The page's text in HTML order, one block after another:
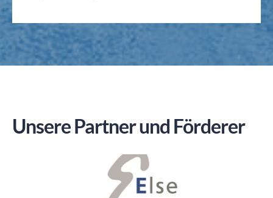
Unsere Partner und Förderer